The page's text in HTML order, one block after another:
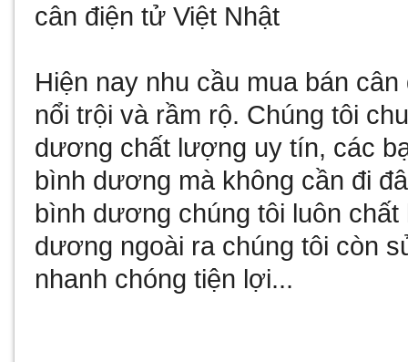
cân điện tử Việt Nhật
Hiện nay nhu cầu mua bán
nổi trội và rầm rộ. Chúng tôi
dương chất lượng uy tín, các
bình dương mà không cần đi
bình dương chúng tôi luôn
dương ngoài ra chúng tôi còn
nhanh chóng tiện lợi...